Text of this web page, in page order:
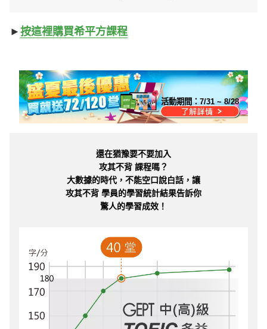
► 按這裡購買希平方課程
活動期間：7/31 ~ 8/28
還在猶豫要不要加入
攻其不背 課程嗎？
大數據的時代，不能空口說白話，讓
攻其不背 學員的學習統計結果告訴你
驚人的學習成效！